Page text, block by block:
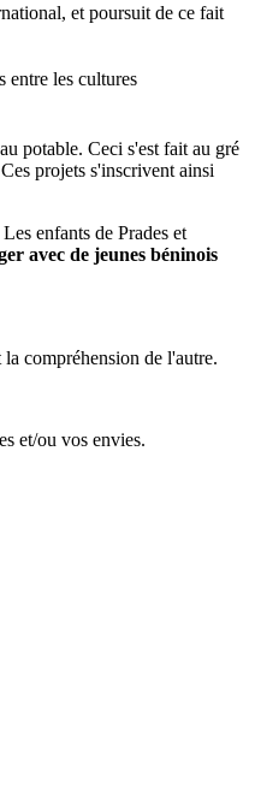
et poursuit de ce fait
entre les cultures
potable. Ceci s'est fait au gré
projets s'inscrivent ainsi
Les enfants de Prades et
avec de jeunes béninois
compréhension de l'autre.
et/ou vos envies.